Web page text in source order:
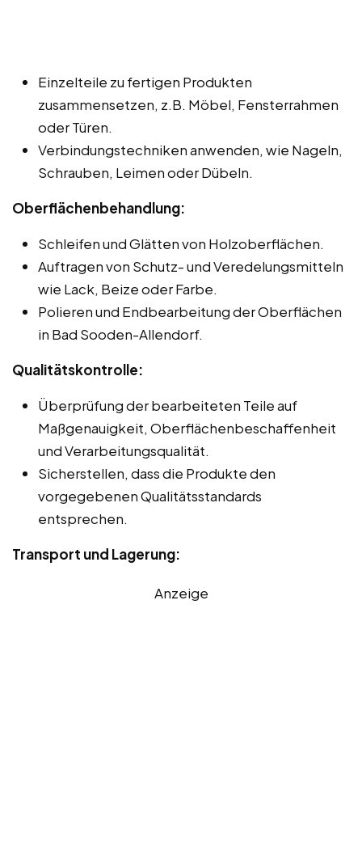
Einzelteile zu fertigen Produkten
zusammensetzen, z.B. Möbel, Fensterrahmen
oder Türen.
Verbindungstechniken anwenden, wie Nageln,
Schrauben, Leimen oder Dübeln.
Oberflächenbehandlung:
Schleifen und Glätten von Holzoberflächen.
Auftragen von Schutz- und Veredelungsmitteln
wie Lack, Beize oder Farbe.
Polieren und Endbearbeitung der Oberflächen
in Bad Sooden-Allendorf.
Qualitätskontrolle:
Überprüfung der bearbeiteten Teile auf
Maßgenauigkeit, Oberflächenbeschaffenheit
und Verarbeitungsqualität.
Sicherstellen, dass die Produkte den
vorgegebenen Qualitätsstandards
entsprechen.
Transport und Lagerung:
Anzeige